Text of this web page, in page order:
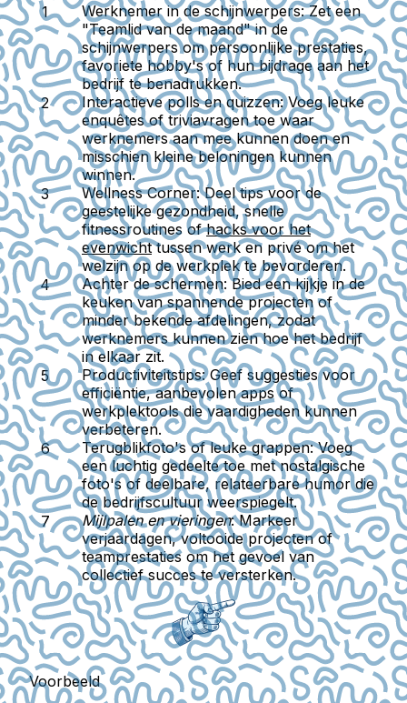
Werknemer in de schijnwerpers: Zet een
"Teamlid van de maand" in de
schijnwerpers om persoonlijke prestaties,
favoriete hobby's of hun bijdrage aan het
bedrijf te benadrukken.
Interactieve polls en quizzen: Voeg leuke
enquêtes of triviavragen toe waar
werknemers aan mee kunnen doen en
misschien kleine beloningen kunnen
winnen.
Wellness Corner: Deel tips voor de
geestelijke gezondheid, snelle
fitnessroutines ofhacks voor het
evenwichttussen werk en privé om het
welzijn op de werkplek te bevorderen.
Achter de schermen: Bied een kijkje in de
keuken van spannende projecten of
minder bekende afdelingen, zodat
werknemers kunnen zien hoe het bedrijf
in elkaar zit.
Productiviteitstips: Geef suggesties voor
efficiëntie, aanbevolen apps of
werkplektools die vaardigheden kunnen
verbeteren.
Terugblikfoto's of leuke grappen: Voeg
een luchtig gedeelte toe met nostalgische
foto's of deelbare, relateerbare humor die
de bedrijfscultuur weerspiegelt.
Mijlpalen en vieringen: Markeer
verjaardagen, voltooide projecten of
teamprestaties om het gevoel van
collectief succes te versterken.
Voorbeeld